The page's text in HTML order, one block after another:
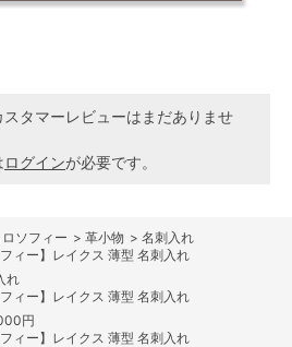
タマーレビューはまだありませ
ログインが必要です。
ソフィー > 革小物 > 名刺入れ
ィー】レイクス 薄型 名刺入れ
れ
ィー】レイクス 薄型 名刺入れ
円
ィー】レイクス 薄型 名刺入れ